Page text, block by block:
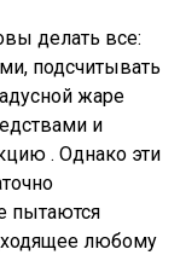
делать все:
подсчитывать
жаре
и
. Однако эти
пытаются
любому